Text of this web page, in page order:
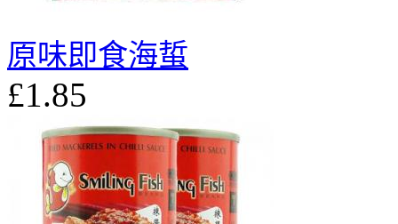
原味即食海蜇
£1.85